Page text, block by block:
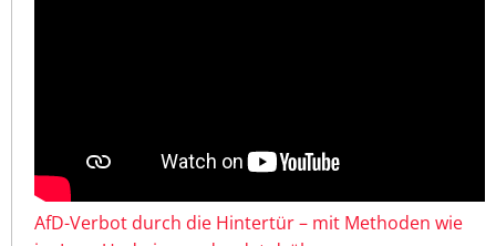
AfD-Verbot durch die Hintertür – mit Methoden wie